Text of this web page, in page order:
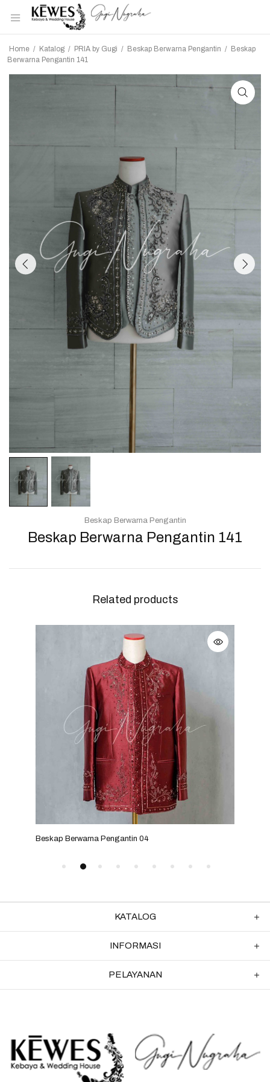
Home / Katalog / PRIA by Gugi / Beskap Berwarna Pengantin / Beskap
Berwarna Pengantin 141
Beskap Berwarna Pengantin 141
Beskap Berwarna Pengantin
Related products
Beskap Berwarna Pengantin 04
KATALOG
INFORMASI
PELAYANAN